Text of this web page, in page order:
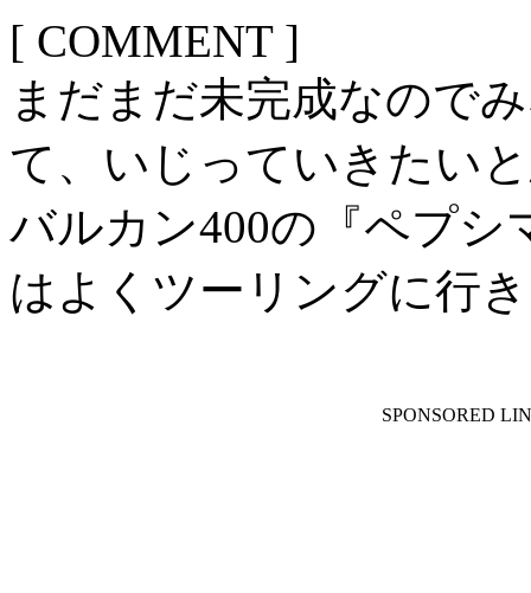
[ COMMENT ]
まだまだ未完成なので
て、いじっていきたい
バルカン400の『ペプシ
はよくツーリングに行
SPONSORED